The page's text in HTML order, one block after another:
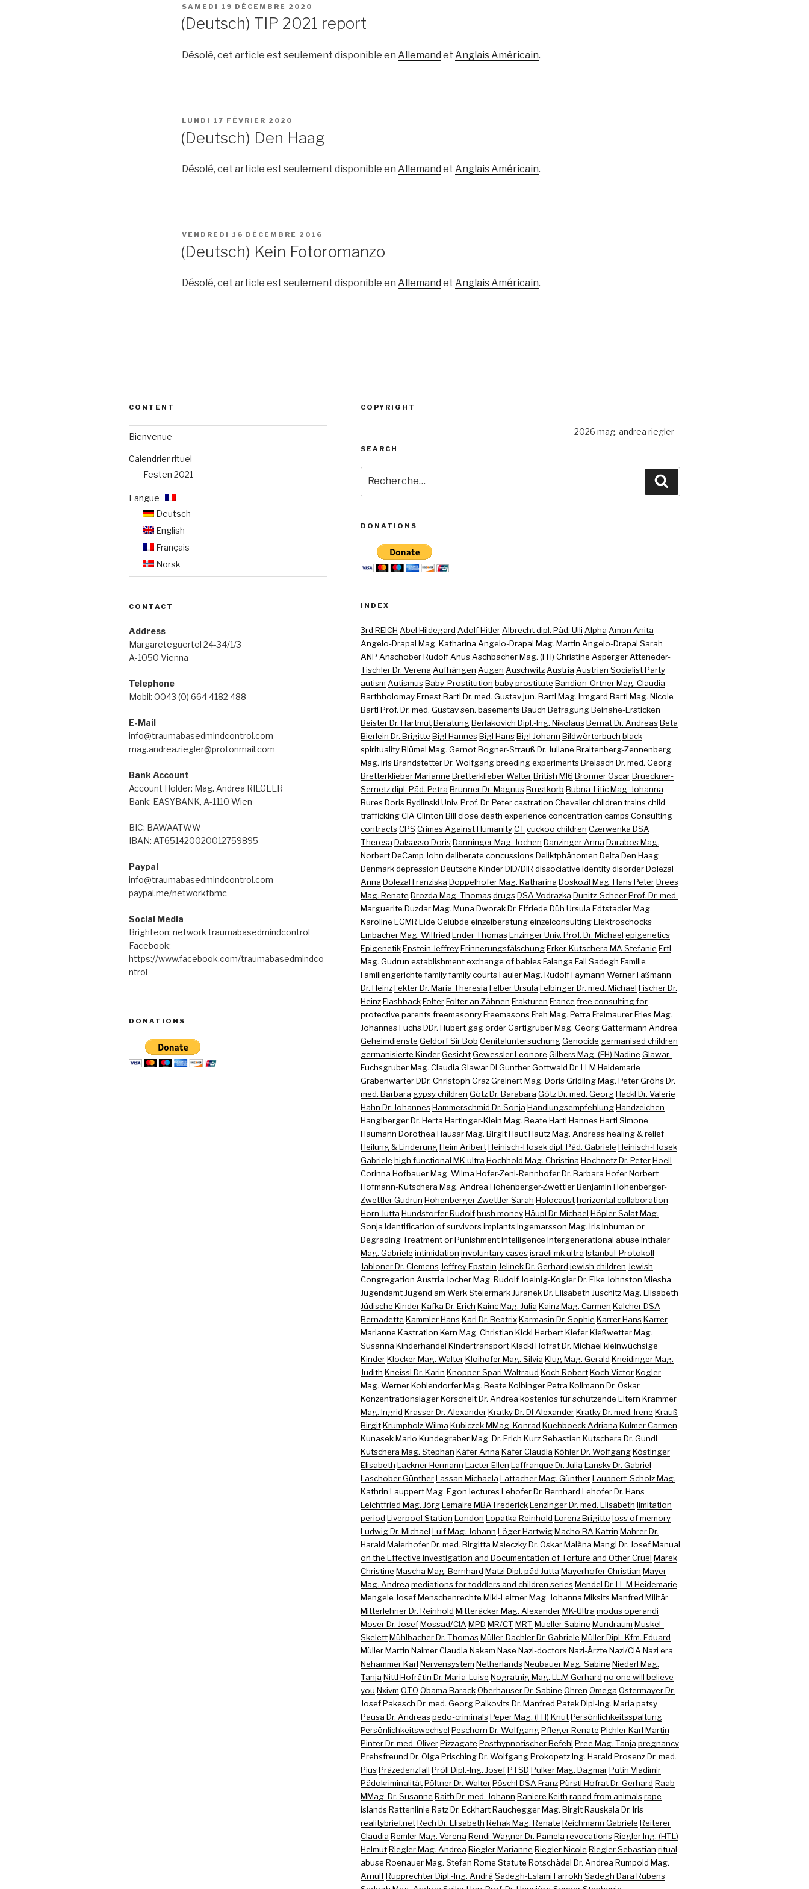
PUBLIÉ
LE
SAMEDI 19 DÉCEMBRE 2020
(Deutsch) TIP 2021 report
Désolé, cet article est seulement disponible en Allemand et Anglais Américain.
PUBLIÉ
LUNDI 17 FÉVRIER 2020
(Deutsch) Den Haag
Désolé, cet article est seulement disponible en Allemand et Anglais Américain.
PUBLIÉ
LE
VENDREDI 16 DÉCEMBRE 2016
(Deutsch) Kein Fotoromanzo
Désolé, cet article est seulement disponible en Allemand et Anglais Américain.
CONTENT
Bienvenue
Calendrier rituel
Festen 2021
Langue :
Deutsch
English
Français
Norsk
CONTACT
Address
Margareteguertel 24-34/1/3
A-1050 Vienna
Telephone
Mobil: 0043 (0) 664 4182 488
E-Mail
info@traumabasedmindcontrol.com
mag.andrea.riegler@protonmail.com
Bank Account
Account Holder: Mag. Andrea RIEGLER
Bank: EASYBANK, A-1110 Wien
BIC: BAWAATWW
IBAN: AT651420020012759895
Paypal
info@traumabasedmindcontrol.com
paypal.me/networktbmc
Social Media
Brighteon: network traumabasedmindcontrol
Facebook:
https://www.facebook.com/traumabasedmindco
ntrol
DONATIONS
COPYRIGHT
2026 mag. andrea riegler
SEARCH
pour
:
DONATIONS
INDEX
3rd REICH Abel Hildegard Adolf Hitler Albrecht dipl. Päd. Ulli Alpha Amon Anita
Angelo-Drapal Mag. Katharina Angelo-Drapal Mag. Martin Angelo-Drapal Sarah
ANP Anschober Rudolf Anus Aschbacher Mag. (FH) Christine Asperger Atteneder-
Tischler Dr. Verena Aufhängen Augen Auschwitz Austria Austrian Socialist Party
autism Autismus Baby-Prostitution baby prostitute Bandion-Ortner Mag. Claudia
Barthholomay Ernest Bartl Dr. med. Gustav jun. Bartl Mag. Irmgard Bartl Mag. Nicole
Bartl Prof. Dr. med. Gustav sen. basements Bauch Befragung Beinahe-Ersticken
Beister Dr. Hartmut Beratung Berlakovich Dipl.-Ing. Nikolaus Bernat Dr. Andreas Beta
Bierlein Dr. Brigitte Bigl Hannes Bigl Hans Bigl Johann Bildwörterbuch black
spirituality Blümel Mag. Gernot Bogner-Strauß Dr. Juliane Braitenberg-Zennenberg
Mag. Iris Brandstetter Dr. Wolfgang breeding experiments Breisach Dr. med. Georg
Bretterklieber Marianne Bretterklieber Walter British MI6 Bronner Oscar Brueckner-
Sernetz dipl. Päd. Petra Brunner Dr. Magnus Brustkorb Bubna-Litic Mag. Johanna
Bures Doris Bydlinski Univ. Prof. Dr. Peter castration Chevalier children trains child
trafficking CIA Clinton Bill close death experience concentration camps Consulting
contracts CPS Crimes Against Humanity CT cuckoo children Czerwenka DSA
Theresa Dalsasso Doris Danninger Mag. Jochen Danzinger Anna Darabos Mag.
Norbert DeCamp John deliberate concussions Deliktphänomen Delta Den Haag
Denmark depression Deutsche Kinder DID/DIR dissociative identity disorder Dolezal
Anna Dolezal Franziska Doppelhofer Mag. Katharina Doskozil Mag. Hans Peter Drees
Mag. Renate Drozda Mag. Thomas drugs DSA Vodrazka Dunitz-Scheer Prof. Dr. med.
Marguerite Duzdar Mag. Muna Dworak Dr. Elfriede Düh Ursula Edtstadler Mag.
Karoline EGMR Eide Gelübde einzelberatung einzelconsulting Elektroschocks
Embacher Mag. Wilfried Ender Thomas Enzinger Univ. Prof. Dr. Michael epigenetics
Epigenetik Epstein Jeffrey Erinnerungsfälschung Erker-Kutschera MA Stefanie Ertl
Mag. Gudrun establishment exchange of babies Falanga Fall Sadegh Familie
Familiengerichte family family courts Fauler Mag. Rudolf Faymann Werner Faßmann
Dr. Heinz Fekter Dr. Maria Theresia Felber Ursula Felbinger Dr. med. Michael Fischer Dr.
Heinz Flashback Folter Folter an Zähnen Frakturen France free consulting for
protective parents freemasonry Freemasons Freh Mag. Petra Freimaurer Fries Mag.
Johannes Fuchs DDr. Hubert gag order Gartlgruber Mag. Georg Gattermann Andrea
Geheimdienste Geldorf Sir Bob Genitaluntersuchung Genocide germanised children
germanisierte Kinder Gesicht Gewessler Leonore Gilbers Mag. (FH) Nadine Glawar-
Fuchsgruber Mag. Claudia Glawar DI Gunther Gottwald Dr. LLM Heidemarie
Grabenwarter DDr. Christoph Graz Greinert Mag. Doris Gridling Mag. Peter Gröhs Dr.
med. Barbara gypsy children Götz Dr. Barabara Götz Dr. med. Georg Hackl Dr. Valerie
Hahn Dr. Johannes Hammerschmid Dr. Sonja Handlungsempfehlung Handzeichen
Hanglberger Dr. Herta Hartinger-Klein Mag. Beate Hartl Hannes Hartl Simone
Haumann Dorothea Hausar Mag. Birgit Haut Hautz Mag. Andreas healing & relief
Heilung & Linderung Heim Aribert Heinisch-Hosek dipl. Päd. Gabriele Heinisch-Hosek
Gabriele high functional MK ultra Hochhold Mag. Christina Hochnetz Dr. Peter Hoell
Corinna Hofbauer Mag. Wilma Hofer-Zeni-Rennhofer Dr. Barbara Hofer Norbert
Hofmann-Kutschera Mag. Andrea Hohenberger-Zwettler Benjamin Hohenberger-
Zwettler Gudrun Hohenberger-Zwettler Sarah Holocaust horizontal collaboration
Horn Jutta Hundstorfer Rudolf hush money Häupl Dr. Michael Höpler-Salat Mag.
Sonja Identification of survivors implants Ingemarsson Mag. Iris Inhuman or
Degrading Treatment or Punishment Intelligence intergenerational abuse Inthaler
Mag. Gabriele intimidation involuntary cases israeli mk ultra Istanbul-Protokoll
Jabloner Dr. Clemens Jeffrey Epstein Jelinek Dr. Gerhard jewish children Jewish
Congregation Austria Jocher Mag. Rudolf Joeinig-Kogler Dr. Elke Johnston Miesha
Jugendamt Jugend am Werk Steiermark Juranek Dr. Elisabeth Juschitz Mag. Elisabeth
Jüdische Kinder Kafka Dr. Erich Kainc Mag. Julia Kainz Mag. Carmen Kalcher DSA
Bernadette Kammler Hans Karl Dr. Beatrix Karmasin Dr. Sophie Karrer Hans Karrer
Marianne Kastration Kern Mag. Christian Kickl Herbert Kiefer Kießwetter Mag.
Susanna Kinderhandel Kindertransport Klackl Hofrat Dr. Michael kleinwüchsige
Kinder Klocker Mag. Walter Kloihofer Mag. Silvia Klug Mag. Gerald Kneidinger Mag.
Judith Kneissl Dr. Karin Knopper-Spari Waltraud Koch Robert Koch Victor Kogler
Mag. Werner Kohlendorfer Mag. Beate Kolbinger Petra Kollmann Dr. Oskar
Konzentrationslager Korschelt Dr. Andrea kostenlos für schützende Eltern Krammer
Mag. Ingrid Krasser Dr. Alexander Kratky Dr. DI Alexander Kratky Dr. med. Irene Krauß
Birgit Krumpholz Wilma Kubiczek MMag. Konrad Kuehboeck Adriana Kulmer Carmen
Kunasek Mario Kundegraber Mag. Dr. Erich Kurz Sebastian Kutschera Dr. Gundl
Kutschera Mag. Stephan Käfer Anna Käfer Claudia Köhler Dr. Wolfgang Köstinger
Elisabeth Lackner Hermann Lacter Ellen Laffranque Dr. Julia Lansky Dr. Gabriel
Laschober Günther Lassan Michaela Lattacher Mag. Günther Lauppert-Scholz Mag.
Kathrin Lauppert Mag. Egon lectures Lehofer Dr. Bernhard Lehofer Dr. Hans
Leichtfried Mag. Jörg Lemaire MBA Frederick Lenzinger Dr. med. Elisabeth limitation
period Liverpool Station London Lopatka Reinhold Lorenz Brigitte loss of memory
Ludwig Dr. Michael Luif Mag. Johann Löger Hartwig Macho BA Katrin Mahrer Dr.
Harald Maierhofer Dr. med. Birgitta Maleczky Dr. Oskar Malèna Mangi Dr. Josef Manual
on the Effective Investigation and Documentation of Torture and Other Cruel Marek
Christine Mascha Mag. Bernhard Matzi Dipl. päd Jutta Mayerhofer Christian Mayer
Mag. Andrea mediations for toddlers and children series Mendel Dr. LL.M Heidemarie
Mengele Josef Menschenrechte Mikl-Leitner Mag. Johanna Miksits Manfred Militär
Mitterlehner Dr. Reinhold Mitteräcker Mag. Alexander MK-Ultra modus operandi
Moser Dr. Josef Mossad/CIA MPD MR/CT MRT Mueller Sabine Mundraum Muskel-
Skelett Mühlbacher Dr. Thomas Müller-Dachler Dr. Gabriele Müller Dipl.-Kfm. Eduard
Müller Martin Naimer Claudia Nakam Nase Nazi-doctors Nazi-Ärzte Nazi/CIA Nazi era
Nehammer Karl Nervensystem Netherlands Neubauer Mag. Sabine Niederl Mag.
Tanja Nittl Hofrätin Dr. Maria-Luise Nogratnig Mag. LL.M Gerhard no one will believe
you Nxivm O.T.O Obama Barack Oberhauser Dr. Sabine Ohren Omega Ostermayer Dr.
Josef Pakesch Dr. med. Georg Palkovits Dr. Manfred Patek Dipl-Ing. Maria patsy
Pausa Dr. Andreas pedo-criminals Peper Mag. (FH) Knut Persönlichkeitsspaltung
Persönlichkeitswechsel Peschorn Dr. Wolfgang Pfleger Renate Pichler Karl Martin
Pinter Dr. med. Oliver Pizzagate Posthypnotischer Befehl Pree Mag. Tanja pregnancy
Prehsfreund Dr. Olga Prisching Dr. Wolfgang Prokopetz Ing. Harald Prosenz Dr. med.
Pius Präzedenzfall Pröll Dipl.-Ing. Josef PTSD Pulker Mag. Dagmar Putin Vladimir
Pädokriminalität Pöltner Dr. Walter Pöschl DSA Franz Pürstl Hofrat Dr. Gerhard Raab
MMag. Dr. Susanne Raith Dr. med. Johann Raniere Keith raped from animals rape
islands Rattenlinie Ratz Dr. Eckhart Rauchegger Mag. Birgit Rauskala Dr. Iris
realitybrief.net Rech Dr. Elisabeth Rehak Mag. Renate Reichmann Gabriele Reiterer
Claudia Remler Mag. Verena Rendi-Wagner Dr. Pamela revocations Riegler Ing. (HTL)
Helmut Riegler Mag. Andrea Riegler Marianne Riegler Nicole Riegler Sebastian ritual
abuse Roenauer Mag. Stefan Rome Statute Rotschädel Dr. Andrea Rumpold Mag.
Arnulf Rupprechter Dipl.-Ing. Andrä Sadegh-Eslami Farrokh Sadegh Dara Rubens